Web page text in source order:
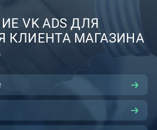
VK ADS ДЛЯ
КЛИЕНТА МАГАЗИНА